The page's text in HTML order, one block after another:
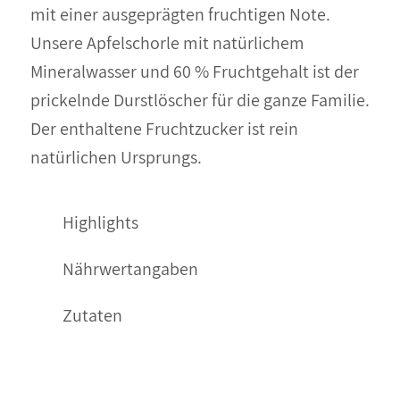
mit einer ausgeprägten fruchtigen Note.
Unsere Apfelschorle mit natürlichem
Mineralwasser und 60 % Fruchtgehalt ist der
prickelnde Durstlöscher für die ganze Familie.
Der enthaltene Fruchtzucker ist rein
natürlichen Ursprungs.
Highlights
Nährwertangaben
Zutaten